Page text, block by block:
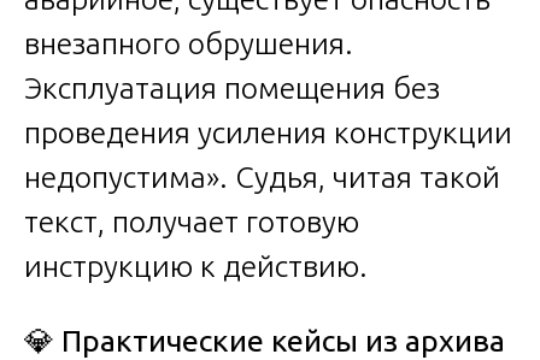
внезапного обрушения.
Эксплуатация помещения без
проведения усиления конструкции
недопустима». Судья, читая такой
текст, получает готовую
инструкцию к действию.
💎 Практические кейсы из архива